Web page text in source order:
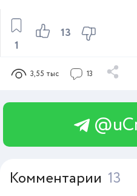
13
1
3,55 тыс 13
Комментарии 13